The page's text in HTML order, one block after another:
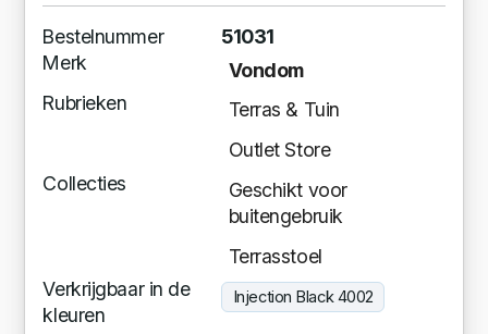
Bestelnummer
51031
Merk
Vondom
Rubrieken
Terras & Tuin
Outlet Store
Collecties
Geschikt voor
buitengebruik
Terrasstoel
Verkrijgbaar in de
kleuren
Injection Black 4002